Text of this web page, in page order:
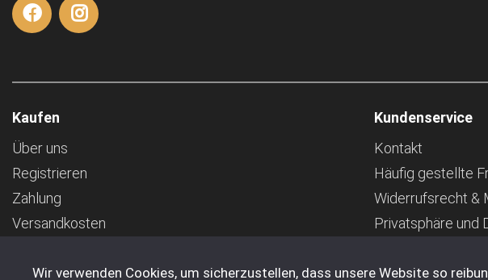
Kaufen
Über uns
Registrieren
Zahlung
Versandkosten
Transport
Kundenservice
Kontakt
Häufig gestellte
Widerrufsrecht &
Privatsphäre und
Impressum
Wir verwenden Cookies, um sicherzustellen, dass unsere Website so